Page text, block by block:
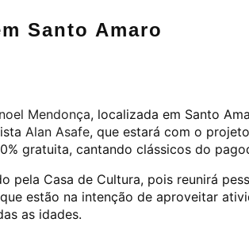
Santo Amaro
Mendonça, localizada em Santo
Alan Asafe, que estará com o projeto
gratuita, cantando clássicos do
pela Casa de Cultura, pois reunirá
estão na intenção de aproveitar
as idades.